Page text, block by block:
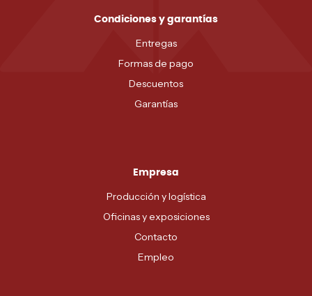
Condiciones y garantías
Entregas
Formas de pago
Descuentos
Garantías
Empresa
Producción y logística
Oficinas y exposiciones
Contacto
Empleo